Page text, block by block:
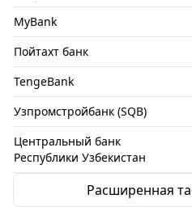
MyBank
Пойтахт банк
TengeBank
Узпромстройбанк (SQB)
Центральный банк
Республики Узбекистан
Расширенная